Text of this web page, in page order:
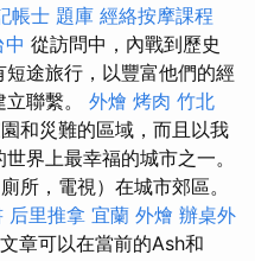
帳士 題庫 經絡按摩課程
中 從訪問中，內戰到歷史
途旅行，以豐富他們的經
聯繫。 外燴 烤肉 竹北
和災難的區域，而且以我
界上最幸福的城市之一。
所，電視）在城市郊區。
后里推拿 宜蘭 外燴 辦桌外
章可以在當前的Ash和